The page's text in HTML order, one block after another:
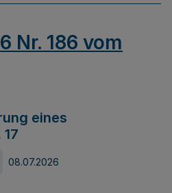
Nr. 186 vom
eines
08.07.2026